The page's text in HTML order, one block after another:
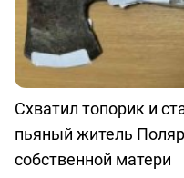
Схватил топорик и
пьяный житель
собственной матери